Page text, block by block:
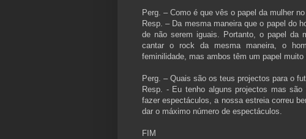
Perg. – Como é que vês o papel da mulher
Resp. – Da mesma maneira que o papel do
de não serem iguais. Portanto, o papel da
cantar o rock da mesma maneira, o
feminilidade, mas ambos têm um papel muito
Perg. – Quais são os teus projectos para o
Resp. - Eu tenho alguns projectos mas
fazer espectáculos, a nossa estreia correu
dar o máximo número de espectáculos.
FIM